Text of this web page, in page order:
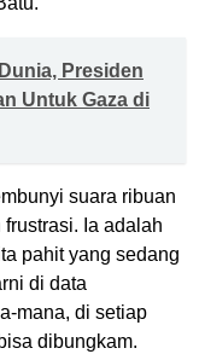
Presiden
Untuk Gaza di
suara ribuan
Ia adalah
pahit yang sedang
di data
mana, di setiap
dibungkam.